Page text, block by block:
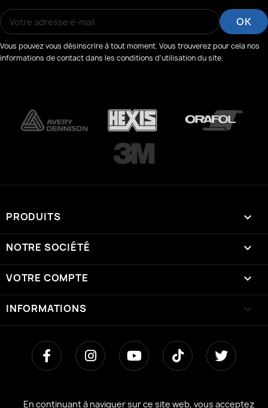
En continuant à naviguer sur ce site web, vous acceptez
Vous pouvez vous désinscrire à tout moment. Vous trouverez pour cela nos
informations de contact dans les conditions d'utilisation du site.
PRODUITS 
NOTRE SOCIÉTÉ 
VOTRE COMPTE 
INFORMATIONS keyboard_arrow_down
En continuant à naviguer sur ce site web, vous acceptez